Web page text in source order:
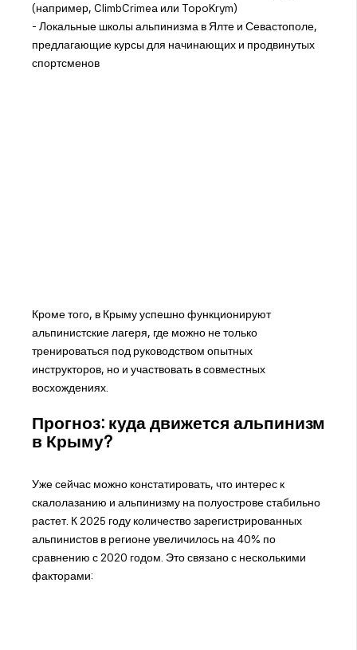
(например, ClimbCrimea или TopoKrym)
- Локальные школы альпинизма в Ялте и Севастополе,
предлагающие курсы для начинающих и продвинутых
спортсменов
Кроме того, в Крыму успешно функционируют
альпинистские лагеря, где можно не только
тренироваться под руководством опытных
инструкторов, но и участвовать в совместных
восхождениях.
Прогноз: куда движется альпинизм
в Крыму?
Уже сейчас можно констатировать, что интерес к
скалолазанию и альпинизму на полуострове стабильно
растет. К 2025 году количество зарегистрированных
альпинистов в регионе увеличилось на 40% по
сравнению с 2020 годом. Это связано с несколькими
факторами: